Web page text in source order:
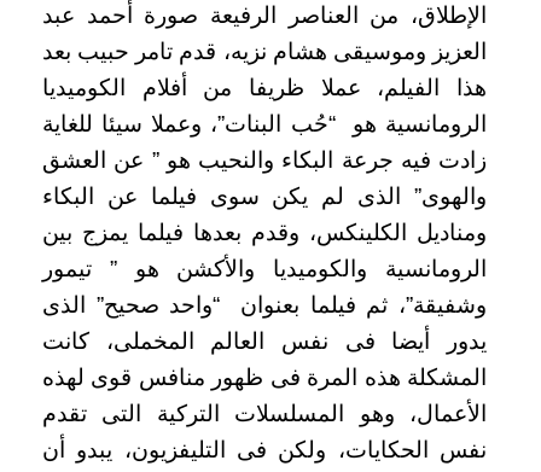
الإطلاق، من العناصر الرفيعة صورة أحمد عبد
العزيز وموسيقى هشام نزيه، قدم تامر حبيب بعد
هذا الفيلم، عملا ظريفا من أفلام الكوميديا
الرومانسية هو “حُب البنات”، وعملا سيئا للغاية
زادت فيه جرعة البكاء والنحيب هو ” عن العشق
والهوى” الذى لم يكن سوى فيلما عن البكاء
ومناديل الكلينكس، وقدم بعدها فيلما يمزج بين
الرومانسية والكوميديا والأكشن هو ” تيمور
وشفيقة”، ثم فيلما بعنوان “واحد صحيح” الذى
يدور أيضا فى نفس العالم المخملى، كانت
المشكلة هذه المرة فى ظهور منافس قوى لهذه
الأعمال، وهو المسلسلات التركية التى تقدم
نفس الحكايات، ولكن فى التليفزيون، يبدو أن